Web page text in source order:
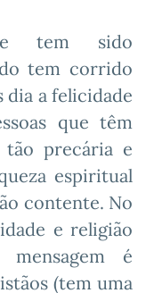
tem sido
tem corrido
dia a felicidade
que têm
tão precária e
espiritual
contente. No
e religião
é
(tem uma